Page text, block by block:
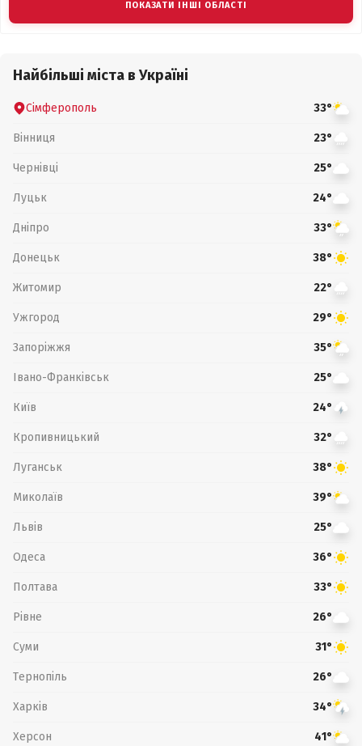
ПОКАЗАТИ ІНШІ ОБЛАСТІ
Найбільші міста в Україні
Сімферополь 33°
Вінниця 23°
Чернівці 25°
Луцьк 24°
Дніпро 33°
Донецьк 38°
Житомир 22°
Ужгород 29°
Запоріжжя 35°
Івано-Франківськ 25°
Київ 24°
Кропивницький 32°
Луганськ 38°
Миколаїв 39°
Львів 25°
Одеса 36°
Полтава 33°
Рівне 26°
Суми 31°
Тернопіль 26°
Харків 34°
Херсон 41°